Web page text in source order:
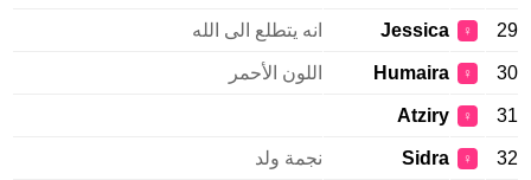
29
♀
Jessica انه يتطلع الى الله
30
♀
Humaira اللون الأحمر
31
♀
Atziry
32
♀
Sidra نجمة ولد